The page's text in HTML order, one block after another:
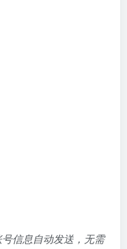
信息自动发送，无需